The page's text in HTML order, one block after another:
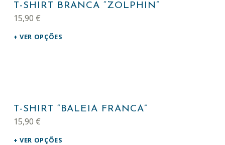
T-SHIRT BRANCA “ZOLPHIN”
15,90 €
VER OPÇÕES
T-SHIRT “BALEIA FRANCA”
15,90 €
VER OPÇÕES